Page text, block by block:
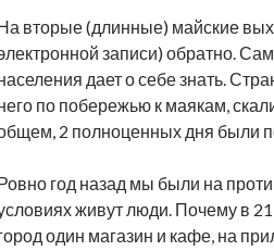
вторые (длинные) майские
записи) обратно.
дает о себе знать.
по побережью к маякам,
2 полноценных дня были
год назад мы были на
живут люди. Почему в
один магазин и кафе, на